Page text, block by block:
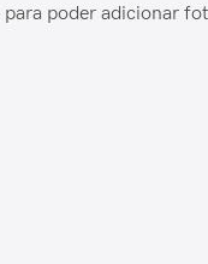
poder adicionar